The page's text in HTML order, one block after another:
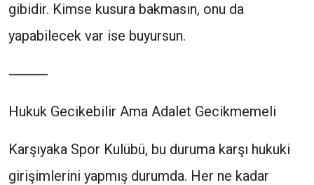
gibidir. Kimse kusura bakmasın, onu da
yapabilecek var ise buyursun.
⸻
Hukuk Gecikebilir Ama Adalet Gecikmemeli
Karşıyaka Spor Kulübü, bu duruma karşı hukuki
girişimlerini yapmış durumda. Her ne kadar